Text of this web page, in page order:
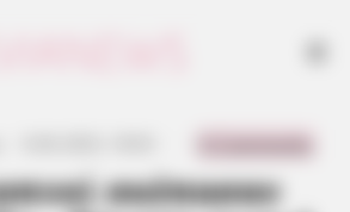
σκέπασαν